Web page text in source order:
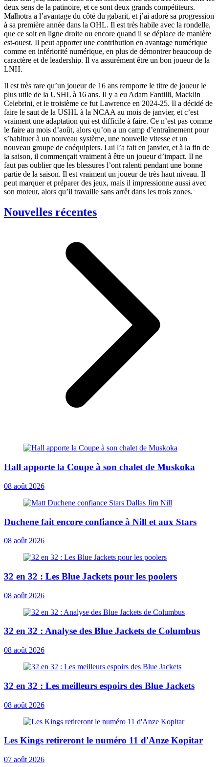
deux sens de la patinoire, et ce sont deux grands compétiteurs.
Malhotra a l’avantage du côté du gabarit, et j’ai adoré sa progression
à sa première année dans la OHL. Il est très habile avec la rondelle,
que ce soit en ligne droite ou encore quand il se déplace de manière
est-ouest. Il peut apporter une contribution en avantage numérique
comme en infériorité numérique, en plus de démontrer beaucoup de
caractère et de leadership. Il va assurément être un bon joueur de la
LNH.
Il est très rare qu’un joueur de 16 ans remporte le titre de joueur le
plus utile de la USHL à 16 ans. Il y a eu Adam Fantilli, Macklin
Celebrini, et le troisième ce fut Lawrence en 2024-25. Il a décidé de
faire le saut de la USHL à la NCAA au mois de janvier, et c’est
vraiment une adaptation qui est difficile à faire. Ce n’est pas comme
le faire au mois d’août, alors qu’on a un camp d’entraînement pour
s’habituer à un nouveau système, une nouvelle vitesse et un
nouveau groupe de coéquipiers. Lui l’a fait en janvier, et à la fin de
la saison, il commençait vraiment à être un joueur d’impact. Il ne
faut pas oublier que les blessures l’ont ralenti pendant une bonne
partie de la saison. Il est vraiment un joueur de très haut niveau. Il
peut marquer et préparer des jeux, mais il impressionne aussi avec
son moteur, alors qu’il travaille sans arrêt dans les trois zones.
Nouvelles récentes
Hall apporte la Coupe à son chalet de Muskoka
08 août 2026
Duchene fait encore confiance à Nill et aux Stars
08 août 2026
32 en 32 : Les Blue Jackets pour les poolers
08 août 2026
32 en 32 : Analyse des Blue Jackets de Columbus
08 août 2026
32 en 32 : Les meilleurs espoirs des Blue Jackets
08 août 2026
Les Kings retireront le numéro 11 d'Anze Kopitar
07 août 2026